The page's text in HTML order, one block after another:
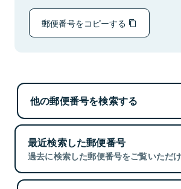
郵便番号をコピーする
他の郵便番号を検索する
最近検索した郵便番号
過去に検索した郵便番号をご覧いただけ